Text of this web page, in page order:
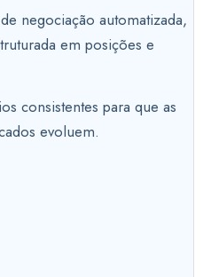
negociação automatizada,
em posições e
consistentes para que as
evoluem.